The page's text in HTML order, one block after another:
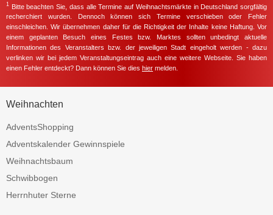
1
Bitte beachten Sie, dass alle Termine auf Weihnachtsmärkte in Deutschland sorgfältig
recherchiert wurden. Dennoch können sich Termine verschieben oder Fehler
einschleichen. Wir übernehmen daher für die Richtigkeit der Inhalte keine Haftung. Vor
einem geplanten Besuch eines Festes bzw. Marktes sollten unbedingt aktuelle
Informationen des Veranstalters bzw. der jeweiligen Stadt eingeholt werden - dazu
verlinken wir bei jedem Veranstaltungseintrag auch eine weitere Webseite. Sie haben
einen Fehler entdeckt? Dann können Sie dies hier melden.
Weihnachten
AdventsShopping
Adventskalender Gewinnspiele
Weihnachtsbaum
Schwibbogen
Herrnhuter Sterne